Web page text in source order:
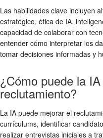
Las habilidades clave incluyen
estratégico, ética de IA,
capacidad de colaborar con
entender cómo interpretar los
tomar decisiones informadas y
¿Cómo puede la
reclutamiento?
La IA puede mejorar el
currículums, identificar
realizar entrevistas iniciales a